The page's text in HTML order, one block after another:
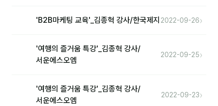
'B2B마케팅 교육'_김종혁 강사/한국제지 2022-09-26›
'여행의 즐거움 특강'_김종혁 강사/
서운에스오엠
2022-09-25›
'여행의 즐거움 특강'_김종혁 강사/
서운에스오엠
2022-09-23›